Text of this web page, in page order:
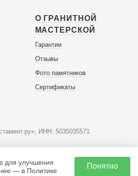
О ГРАНИТНОЙ
МАСТЕРСКОЙ
Гарантии
Отзывы
Фото памятников
Сертификаты
ИНН: 5035035571
для улучшения
— в Политике
Понятно